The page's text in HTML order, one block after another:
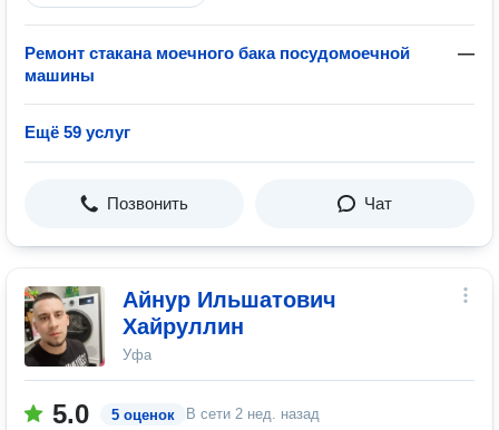
Ремонт стакана моечного бака посудомоечной
машины
—
Ещё 59 услуг
Позвонить Чат
Айнур Ильшатович
Хайруллин
Уфа
5.0 5 оценок В сети 2 нед. назад